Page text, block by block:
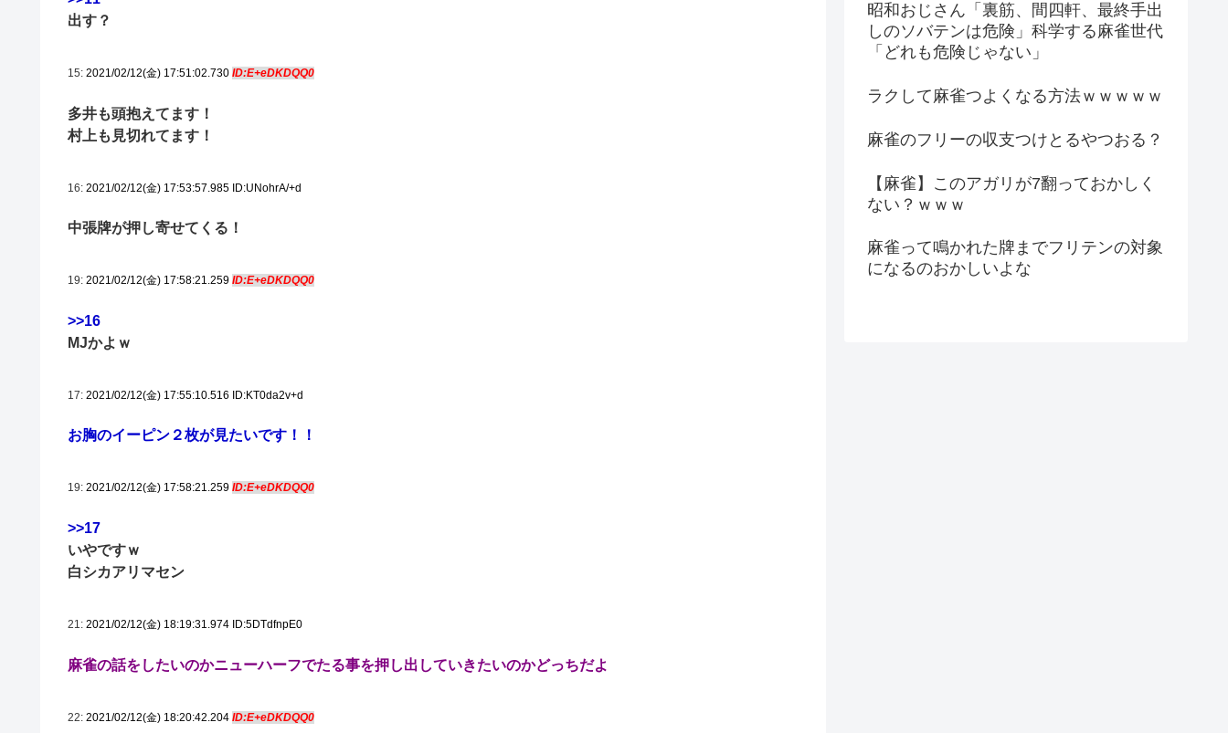
出す？
15: 2021/02/12(金) 17:51:02.730 ID:E+eDKDQQ0
多井も頭抱えてます！
村上も見切れてます！
16: 2021/02/12(金) 17:53:57.985 ID:UNohrA/+d
中張牌が押し寄せてくる！
19: 2021/02/12(金) 17:58:21.259 ID:E+eDKDQQ0
>>16
MJかよｗ
17: 2021/02/12(金) 17:55:10.516 ID:KT0da2v+d
お胸のイーピン２枚が見たいです！！
19: 2021/02/12(金) 17:58:21.259 ID:E+eDKDQQ0
>>17
いやですｗ
白シカアリマセン
21: 2021/02/12(金) 18:19:31.974 ID:5DTdfnpE0
麻雀の話をしたいのかニューハーフでたる事を押し出していきたいのかどっちだよ
22: 2021/02/12(金) 18:20:42.204 ID:E+eDKDQQ0
昭和おじさん「裏筋、間四軒、最終手出
しのソバテンは危険」科学する麻雀世代
「どれも危険じゃない」
ラクして麻雀つよくなる方法ｗｗｗｗｗ
麻雀のフリーの収支つけとるやつおる？
【麻雀】このアガリが7翻っておかしく
ない？ｗｗｗ
麻雀って鳴かれた牌までフリテンの対象
になるのおかしいよな